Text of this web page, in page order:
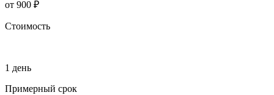
от 900 ₽
Стоимость
1 день
Примерный срок